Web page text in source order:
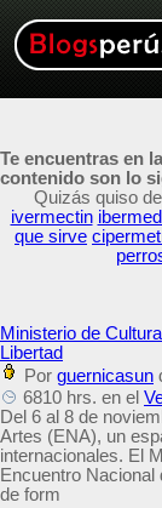
Te encuentras en
contenido son lo
Quizás quiso
ivermectin
que sirve
Ministerio de
Libertad
Por guernicasun
6810 hrs. en el
Del 6 al 8 de
Artes (ENA), un
internacionales. El
Encuentro Nacional
de form